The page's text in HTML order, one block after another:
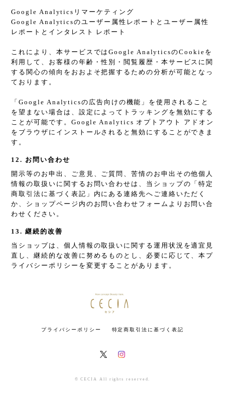
Google Analyticsリマーケティング
Google Analyticsのユーザー属性レポートとユーザー属性
レポートとインタレスト レポート
これにより、本サービスではGoogle AnalyticsのCookieを
利用して、お客様の年齢・性別・閲覧履歴・本サービスに関
する関心の傾向をおおよそ把握するための分析が可能となっ
ております。
「Google Analyticsの広告向けの機能」を使用されること
を望まない場合は、設定によってトラッキングを無効にする
ことが可能です。Google Analytics オプトアウト アドオン
をブラウザにインストールされると無効にすることができま
す。
12. お問い合わせ
開示等のお申出、ご意見、ご質問、苦情のお申出その他個人
情報の取扱いに関するお問い合わせは、当ショップの「特定
商取引法に基づく表記」内にある連絡先へご連絡いただく
か、ショップページ内のお問い合わせフォームよりお問い合
わせください。
13. 継続的改善
当ショップは、個人情報の取扱いに関する運用状況を適宜見
直し、継続的な改善に努めるものとし、必要に応じて、本プ
ライバシーポリシーを変更することがあります。
プライバシーポリシー 特定商取引法に基づく表記
© CECIA All rights reserved.